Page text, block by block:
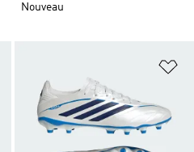
Nouveau
Ajouter à la Liste de produits